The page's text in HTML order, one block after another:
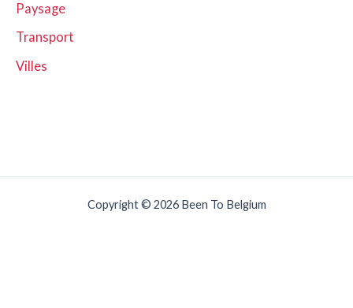
Paysage
Transport
Villes
Copyright © 2026 Been To Belgium